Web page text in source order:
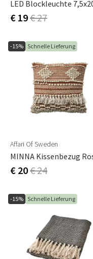
€ 19€ 27
-15% Schnelle Lieferung
Affari Of Sweden
€ 20€ 24
-15% Schnelle Lieferung